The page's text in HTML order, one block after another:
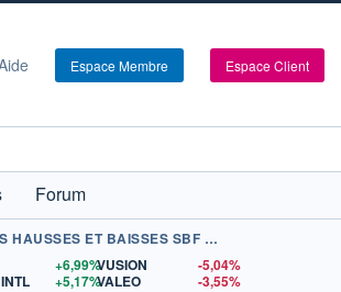
Espace Membre Espace Client
Forum
+ FORTES HAUSSES ET BAISSES SBF 120
+6,99%
+5,17%
VUSION
-5,04%
VALEO
-3,55%